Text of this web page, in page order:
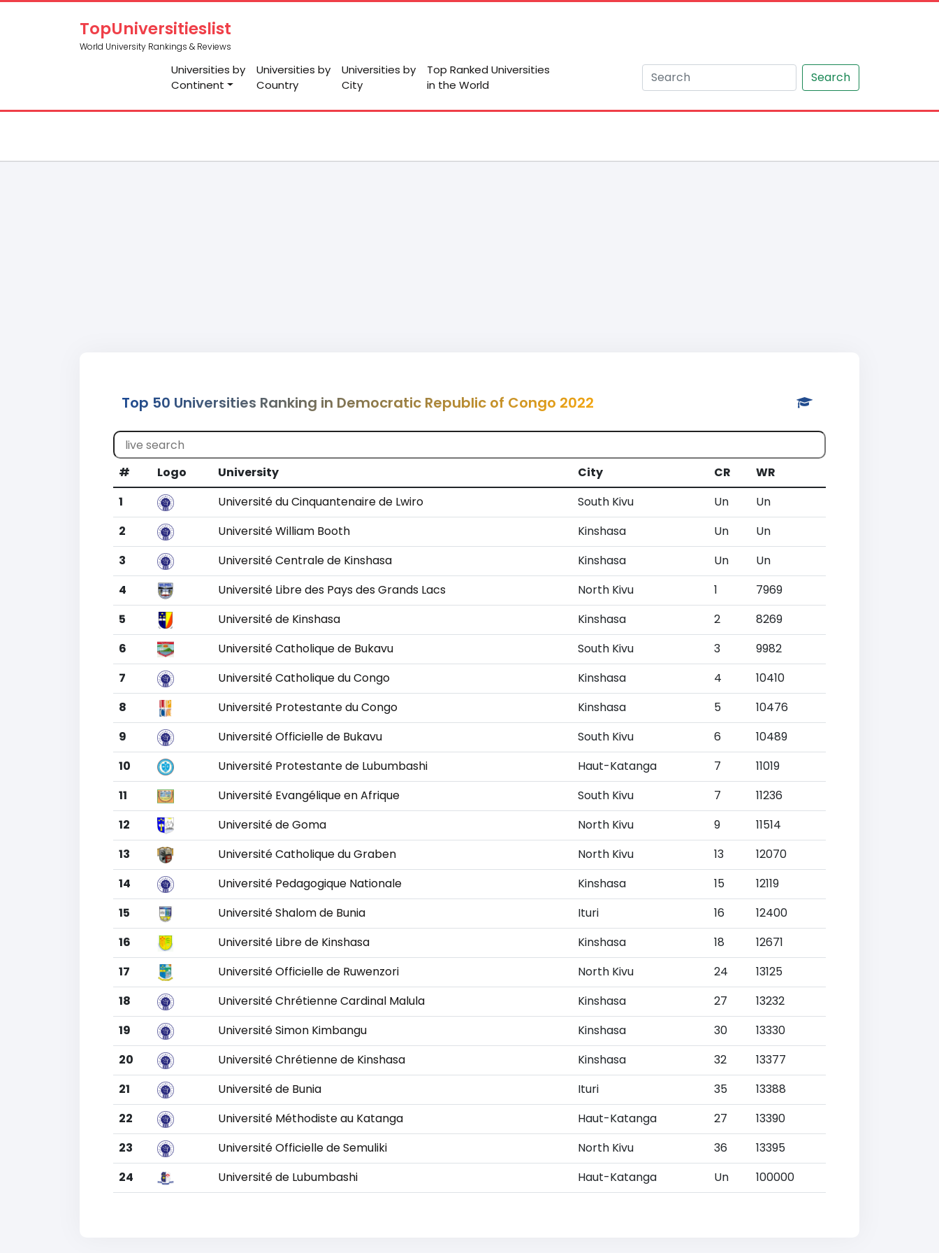
TopUniversitieslist
World University Rankings & Reviews
Universities by
Continent
Universities by
Country
Universities by
City
Top Ranked Universities
in the World
Search
Top 50 Universities Ranking in Democratic Republic of Congo 2022
# Logo University City CR
WR
1
Université du Cinquantenaire de Lwiro South Kivu Un
Un
2
Université William Booth Kinshasa Un
Un
3
Université Centrale de Kinshasa Kinshasa Un
Un
4
Université Libre des Pays des Grands Lacs North Kivu 1
7969
5
Université de Kinshasa Kinshasa 2
8269
6
Université Catholique de Bukavu South Kivu 3
9982
7
Université Catholique du Congo Kinshasa 4
10410
8
Université Protestante du Congo Kinshasa 5
10476
9
Université Officielle de Bukavu South Kivu 6
10489
10
Université Protestante de Lubumbashi Haut-Katanga 7
11019
11
Université Evangélique en Afrique South Kivu 7
11236
12
Université de Goma North Kivu 9
11514
13
Université Catholique du Graben North Kivu 13
12070
14
Université Pedagogique Nationale Kinshasa 15
12119
15
Université Shalom de Bunia Ituri 16
12400
16
Université Libre de Kinshasa Kinshasa 18
12671
17
Université Officielle de Ruwenzori North Kivu 24
13125
18
Université Chrétienne Cardinal Malula Kinshasa 27
13232
19
Université Simon Kimbangu Kinshasa 30
13330
20
Université Chrétienne de Kinshasa Kinshasa 32
13377
21
Université de Bunia Ituri 35
13388
22
Université Méthodiste au Katanga Haut-Katanga 27
13390
23
Université Officielle de Semuliki North Kivu 36
13395
24
Université de Lubumbashi Haut-Katanga Un 100000